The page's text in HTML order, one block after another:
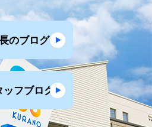
のブログ
ッフブログ